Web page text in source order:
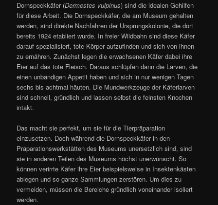
Dornspeckkäfer (Dermestes vulpinus) sind die idealen Gehilfen
für diese Arbeit. Die Dornspeckkäfer, die am Museum gehalten
werden, sind direkte Nachfahren der Ursprungskolonie, die dort
bereits 1924 etabliert wurde. In freier Wildbahn sind diese Käfer
darauf spezialisiert, tote Körper aufzufinden und sich von ihnen
zu ernähren. Zunächst legen die erwachsenen Käfer dabei ihre
Eier auf das tote Fleisch. Daraus schlüpfen dann die Larven, die
einen unbändigen Appetit haben und sich in nur wenigen Tagen
sechs bis achtmal häuten. Die Mundwerkzeuge der Käferlarven
sind schnell, gründlich und lassen selbst die feinsten Knochen
intakt.
Das macht sie perfekt, um sie für die Tierpräparation
einzusetzen. Doch während die Dornspeckkäfer in den
Präparationswerkstätten des Museums unersetzlich sind, sind
sie in anderen Teilen des Museums höchst unerwünscht. So
können verirrte Käfer ihre Eier beispielsweise in Insektenkästen
ablegen und so ganze Sammlungen zerstören. Um dies zu
vermeiden, müssen die Bereiche gründlich voneinander isoliert
werden.